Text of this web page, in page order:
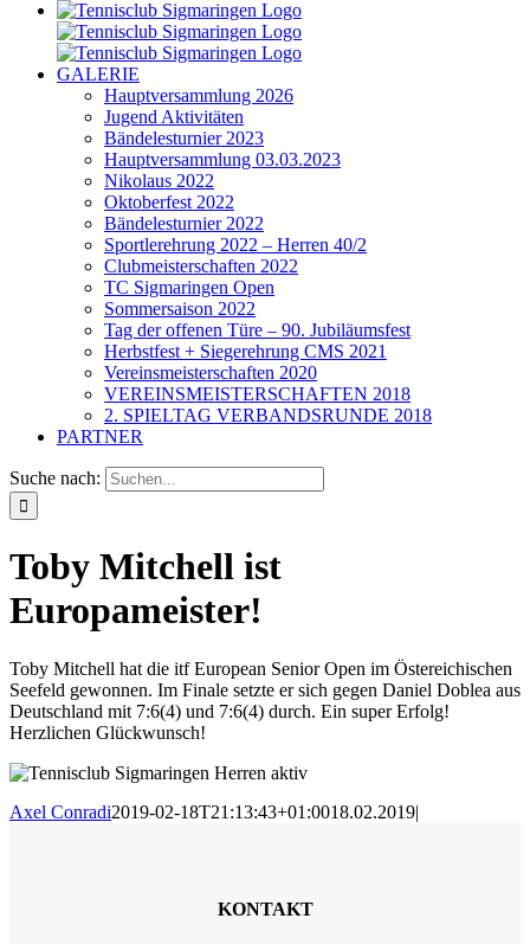
GALERIE
Hauptversammlung 2026
Jugend Aktivitäten
Bändelesturnier 2023
Hauptversammlung 03.03.2023
Nikolaus 2022
Oktoberfest 2022
Bändelesturnier 2022
Sportlerehrung 2022 – Herren 40/2
Clubmeisterschaften 2022
TC Sigmaringen Open
Sommersaison 2022
Tag der offenen Türe – 90. Jubiläumsfest
Herbstfest + Siegerehrung CMS 2021
Vereinsmeisterschaften 2020
VEREINSMEISTERSCHAFTEN 2018
2. SPIELTAG VERBANDSRUNDE 2018
PARTNER
Suche nach:
Toby Mitchell ist
Europameister!
Toby Mitchell hat die itf European Senior Open im Östereichischen
Seefeld gewonnen. Im Finale setzte er sich gegen Daniel Doblea aus
Deutschland mit 7:6(4) und 7:6(4) durch. Ein super Erfolg!
Herzlichen Glückwunsch!
Axel Conradi2019-02-18T21:13:43+01:0018.02.2019|
KONTAKT